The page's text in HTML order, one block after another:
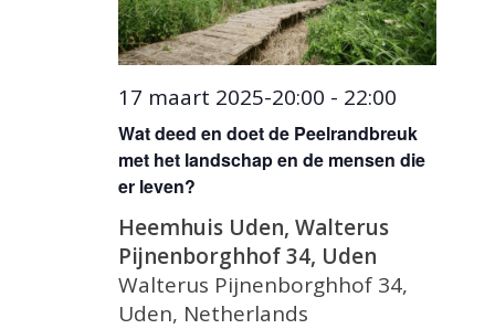
Wat deed en doet de Peelrandbreuk
met het landschap en de mensen die
er leven?
17 maart 2025-20:00 - 22:00
Heemhuis Uden, Walterus
Pijnenborghhof 34, Uden
Walterus Pijnenborghhof 34,
Uden, Netherlands